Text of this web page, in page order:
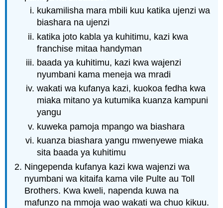
kukamilisha mara mbili kuu katika ujenzi wa
biashara na ujenzi
katika joto kabla ya kuhitimu, kazi kwa
franchise mitaa handyman
baada ya kuhitimu, kazi kwa wajenzi
nyumbani kama meneja wa mradi
wakati wa kufanya kazi, kuokoa fedha kwa
miaka mitano ya kutumika kuanza kampuni
yangu
kuweka pamoja mpango wa biashara
kuanza biashara yangu mwenyewe miaka
sita baada ya kuhitimu
Ningependa kufanya kazi kwa wajenzi wa
nyumbani wa kitaifa kama vile Pulte au Toll
Brothers. Kwa kweli, napenda kuwa na
mafunzo na mmoja wao wakati wa chuo kikuu.